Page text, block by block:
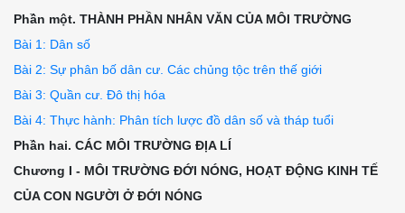
3C
4D
6B
7D
9B
Phần một. THÀNH PHẦN NHÂN VĂN CỦA MÔI TRƯỜNG
Bài 1: Dân số
Bài 2: Sự phân bố dân cư. Các chủng tộc trên thế giới
Bài 3: Quần cư. Đô thị hóa
Bài 4: Thực hành: Phân tích lược đồ dân số và tháp tuổi
Phần hai. CÁC MÔI TRƯỜNG ĐỊA LÍ
Chương I - MÔI TRƯỜNG ĐỚI NÓNG, HOẠT ĐỘNG KINH TẾ
CỦA CON NGƯỜI Ở ĐỚI NÓNG